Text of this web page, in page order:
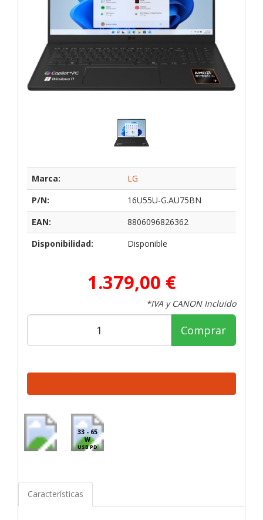
Marca:
LG
P/N:
16U55U-G.AU75BN
EAN:
8806096826362
Disponibilidad:
Disponible
1.379,00 €
*IVA y CANON Incluido
Comprar
33 - 65
W
USB PD
Características